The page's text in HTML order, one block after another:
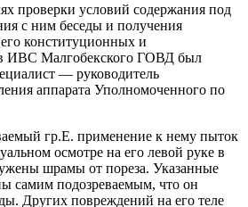
проверки условий содержания под
с ним беседы и получения
конституционных и
ИВС Малгобекского ГОВД был
— руководитель
аппарата Уполномоченного по
гр.Е. применение к нему пыток
осмотре на его левой руке в
шрамы от пореза. Указанные
самим подозреваемым, что он
Других повреждений на его теле